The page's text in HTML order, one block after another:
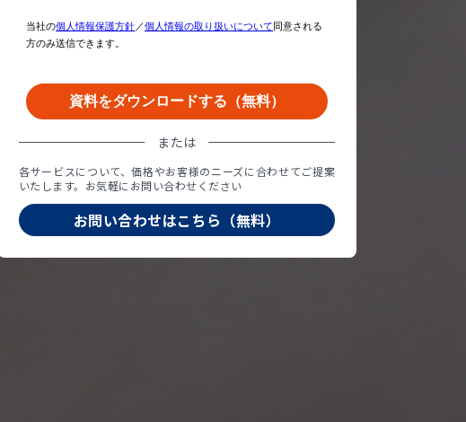
または
各サービスについて、価格やお客様のニーズに合わせてご提案
いたします。お気軽にお問い合わせください
お問い合わせはこちら（無料）